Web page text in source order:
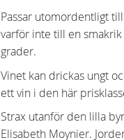
Passar utomordentligt
varför inte till en
grader.
Vinet kan drickas ungt
ett vin i den här
Strax utanför den lilla
Elisabeth Moynier.